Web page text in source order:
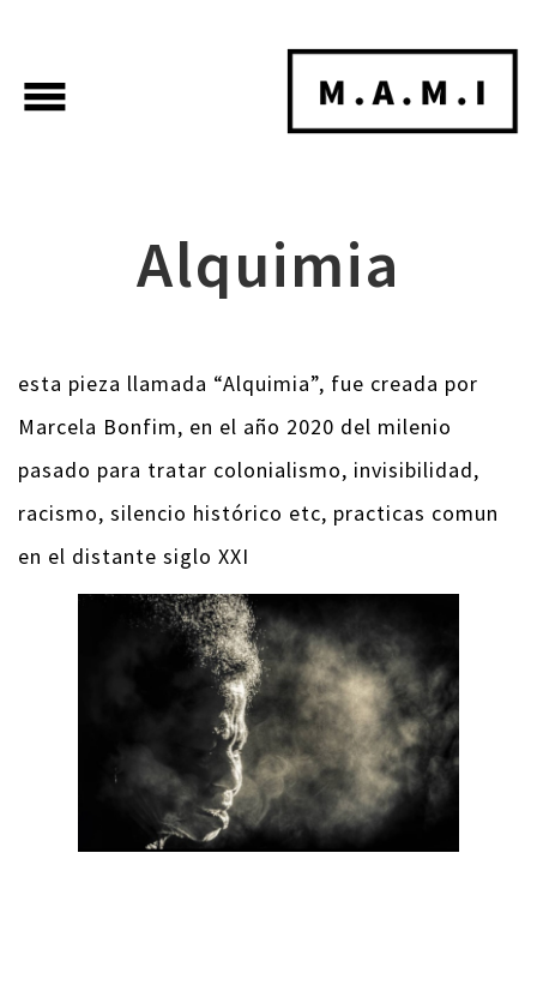
menu
Alquimia
esta pieza llamada “Alquimia”, fue creada por
Marcela Bonfim, en el año 2020 del milenio
pasado para tratar colonialismo, invisibilidad,
racismo, silencio histórico etc, practicas comun
en el distante siglo XXI